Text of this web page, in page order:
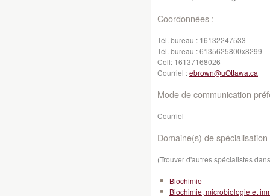
Coordonnées :
Tél. bureau : 16132247533
Tél. bureau :6135625800x8299
Cell: 16137168026
Courriel :ebrown@uOttawa.ca
Mode de communication
Courriel
Domaine(s) de spécialisation
(Trouver d'autres spécialistes
Biochimie
Biochimie, microbiologie et